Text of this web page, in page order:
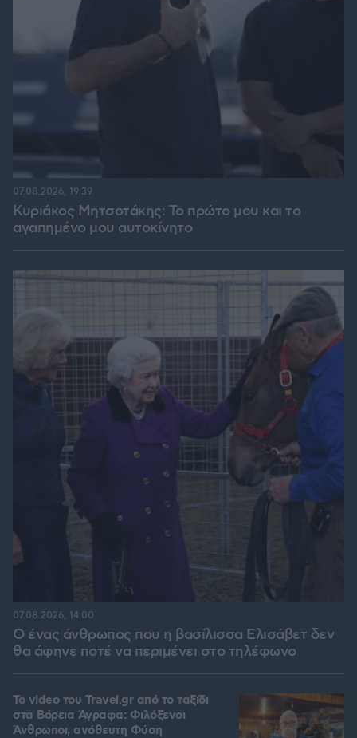
Κυριάκος Μητσοτάκης: Το πρώτο μου και το
αγαπημένο μου αυτοκίνητο
07.08.2026, 19:39
Ο ένας άνθρωπος που η βασίλισσα Ελισάβετ δεν
θα άφηνε ποτέ να περιμένει στο τηλέφωνο
07.08.2026, 14:00
To video του Travel.gr από το ταξίδι
στα Βόρεια Άγραφα: Φιλόξενοι
Άνθρωποι, ανόθευτη Φύση